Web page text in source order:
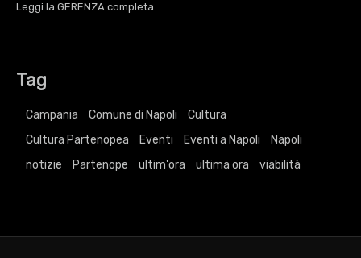
Leggi la GERENZA completa
Tag
Campania Comune di Napoli
Cultura
Cultura Partenopea
Eventi Eventi a Napoli
Napoli
notizie
Partenope ultim'ora ultima ora viabilità